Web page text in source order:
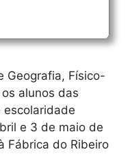
Geografia, Físico-
alunos das
escolaridade
e 3 de maio de
Fábrica do Ribeiro